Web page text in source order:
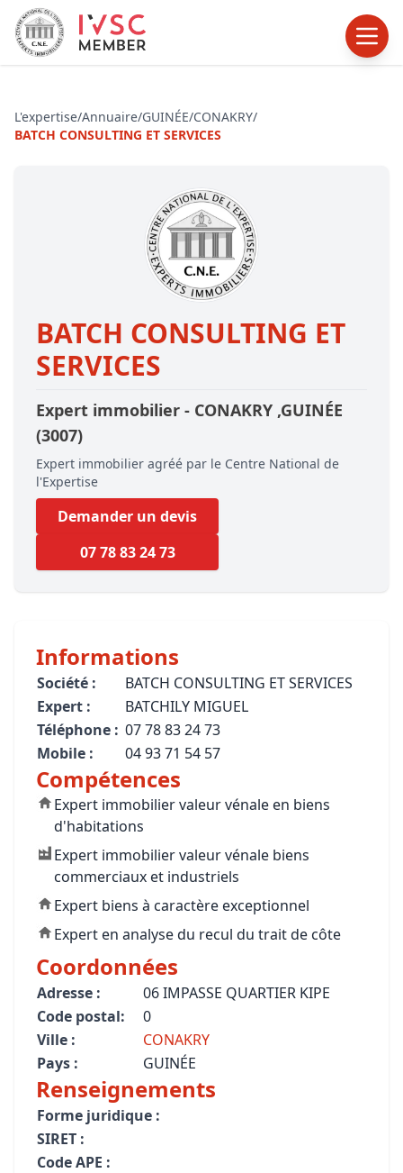
L'expertise/Annuaire/GUINÉE/CONAKRY/
BATCH CONSULTING ET SERVICES
BATCH CONSULTING ET
SERVICES
Expert immobilier - CONAKRY ,GUINÉE
(3007)
Expert immobilier agréé par le Centre National de
l'Expertise
Demander un devis
07 78 83 24 73
Informations
Société :
BATCH CONSULTING ET SERVICES
Expert :
BATCHILY MIGUEL
Téléphone : 07 78 83 24 73
Mobile :
04 93 71 54 57
Compétences
Expert immobilier valeur vénale en biens
d'habitations
Expert immobilier valeur vénale biens
commerciaux et industriels
Expert biens à caractère exceptionnel
Expert en analyse du recul du trait de côte
Coordonnées
Adresse :
06 IMPASSE QUARTIER KIPE
Code postal:
0
Ville :
CONAKRY
Pays :
GUINÉE
Renseignements
Forme juridique :
SIRET :
Code APE :